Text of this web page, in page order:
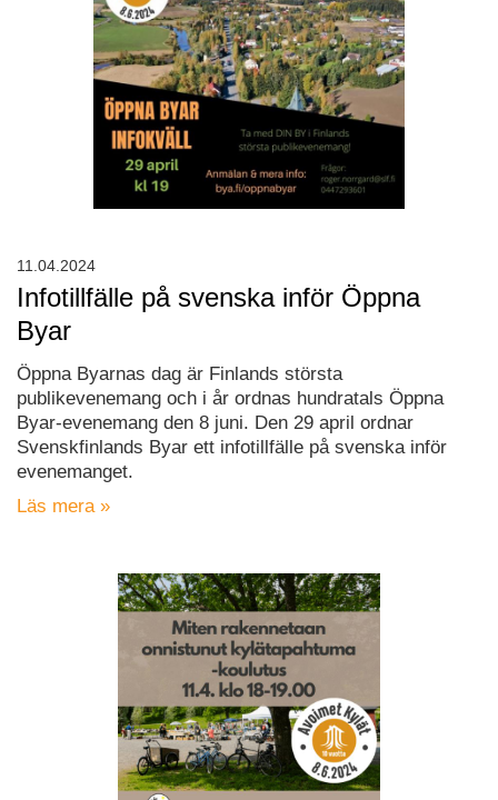
Infotillfälle på svenska inför Öppna
Byar
Öppna Byarnas dag är Finlands största
publikevenemang och i år ordnas hundratals Öppna
Byar-evenemang den 8 juni. Den 29 april ordnar
Svenskfinlands Byar ett infotillfälle på svenska inför
evenemanget.
Läs mera »
11.04.2024